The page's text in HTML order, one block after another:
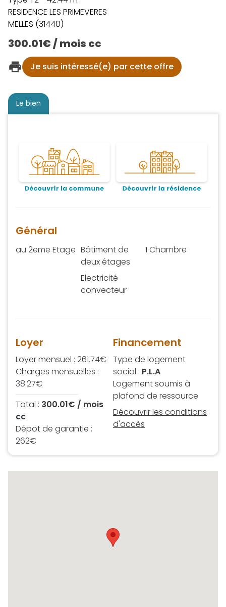
RESIDENCE LES PRIMEVERES
MELLES (31440)
300.01€ / mois cc
Je suis intéressé(e) par cette offre
Le bien
Général
au 2eme Etage Bâtiment de
deux étages
1 Chambre
Electricité
convecteur
Loyer
Loyer mensuel : 261.74€
Charges mensuelles :
38.27€
Total : 300.01€ / mois
cc
Dépot de garantie :
262€
Financement
Type de logement
social : P.L.A
Logement soumis à
plafond de ressource
Découvrir les conditions
d'accès